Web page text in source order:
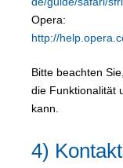
Opera:
http://
Bitte beachten
die Funktionalität
kann.
4)